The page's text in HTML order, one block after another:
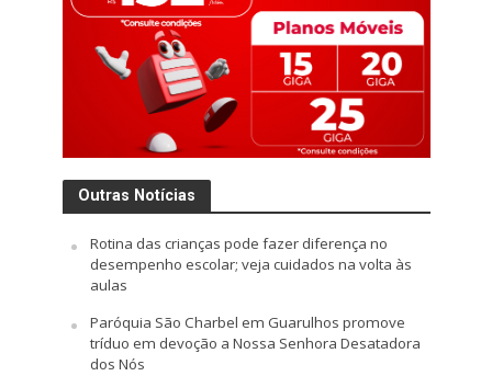
Outras Notícias
Rotina das crianças pode fazer diferença no
desempenho escolar; veja cuidados na volta às
aulas
Paróquia São Charbel em Guarulhos promove
tríduo em devoção a Nossa Senhora Desatadora
dos Nós